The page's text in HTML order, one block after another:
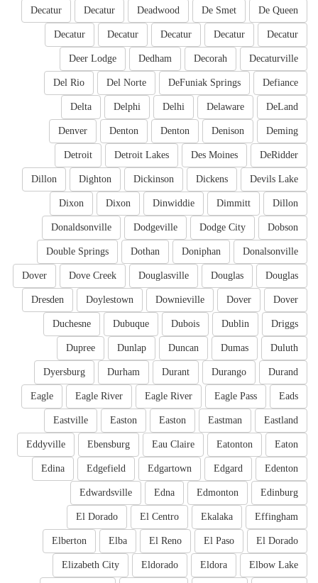
De Queen
De Smet
Deadwood
Decatur
Decatur
Decatur
Decatur
Decatur
Decatur
Decatur
Decaturville
Decorah
Dedham
Deer Lodge
Defiance
DeFuniak Springs
Del Norte
Del Rio
DeLand
Delaware
Delhi
Delphi
Delta
Deming
Denison
Denton
Denton
Denver
DeRidder
Des Moines
Detroit Lakes
Detroit
Devils Lake
Dickens
Dickinson
Dighton
Dillon
Dillon
Dimmitt
Dinwiddie
Dixon
Dixon
Dobson
Dodge City
Dodgeville
Donaldsonville
Donalsonville
Doniphan
Dothan
Double Springs
Douglas
Douglas
Douglasville
Dove Creek
Dover
Dover
Dover
Downieville
Doylestown
Dresden
Driggs
Dublin
Dubois
Dubuque
Duchesne
Duluth
Dumas
Duncan
Dunlap
Dupree
Durand
Durango
Durant
Durham
Dyersburg
Eads
Eagle Pass
Eagle River
Eagle River
Eagle
Eastland
Eastman
Easton
Easton
Eastville
Eaton
Eatonton
Eau Claire
Ebensburg
Eddyville
Edenton
Edgard
Edgartown
Edgefield
Edina
Edinburg
Edmonton
Edna
Edwardsville
Effingham
Ekalaka
El Centro
El Dorado
El Dorado
El Paso
El Reno
Elba
Elberton
Elbow Lake
Eldora
Eldorado
Elizabeth City